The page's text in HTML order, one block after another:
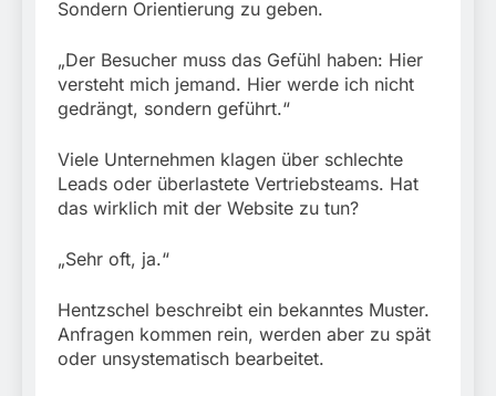
Sondern Orientierung zu geben.
„Der Besucher muss das Gefühl haben: Hier
versteht mich jemand. Hier werde ich nicht
gedrängt, sondern geführt.“
Viele Unternehmen klagen über schlechte
Leads oder überlastete Vertriebsteams. Hat
das wirklich mit der Website zu tun?
„Sehr oft, ja.“
Hentzschel beschreibt ein bekanntes Muster.
Anfragen kommen rein, werden aber zu spät
oder unsystematisch bearbeitet.